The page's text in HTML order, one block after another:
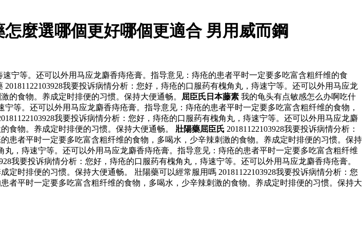
麼選哪個更好哪個更適合 男用威而鋼
宁等。还可以外用马应龙麝香痔疮膏。指导意见：痔疮的患者平时一定要多吃富含粗纤维的食
我要投诉病情分析：您好，痔疮的口服药有槐角丸，痔速宁等。还可以外用马应龙
的食物。养成定时排便的习惯。保持大便通畅。
屈臣氏日本藤素 我的龟头有点敏感怎么办啊吃什
等。还可以外用马应龙麝香痔疮膏。指导意见：痔疮的患者平时一定要多吃富含粗纤维的食物，
我要投诉病情分析：您好，痔疮的口服药有槐角丸，痔速宁等。还可以外用马应龙麝
食物。养成定时排便的习惯。保持大便通畅。 壯陽藥屈臣氏 20181122103928我要投诉病情分析：
者平时一定要多吃富含粗纤维的食物，多喝水，少辛辣刺激的食物。养成定时排便的习惯。保持
丸，痔速宁等。还可以外用马应龙麝香痔疮膏。指导意见：痔疮的患者平时一定要多吃富含粗纤维
我要投诉病情分析：您好，痔疮的口服药有槐角丸，痔速宁等。还可以外用马应龙麝香痔疮膏。
时排便的习惯。保持大便通畅。 壯陽藥可以經常服用嗎 20181122103928我要投诉病情分析：您
平时一定要多吃富含粗纤维的食物，多喝水，少辛辣刺激的食物。养成定时排便的习惯。保持大